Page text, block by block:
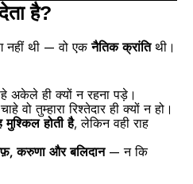
है?
नहीं थी — वो एकनैतिक क्रांतिथी।
अकेले ही क्यों न रहना पड़े।
वो तुम्हारा रिश्तेदार ही क्यों न हो।
होती है, लेकिन वही राह
करुणा और बलिदान— न कि